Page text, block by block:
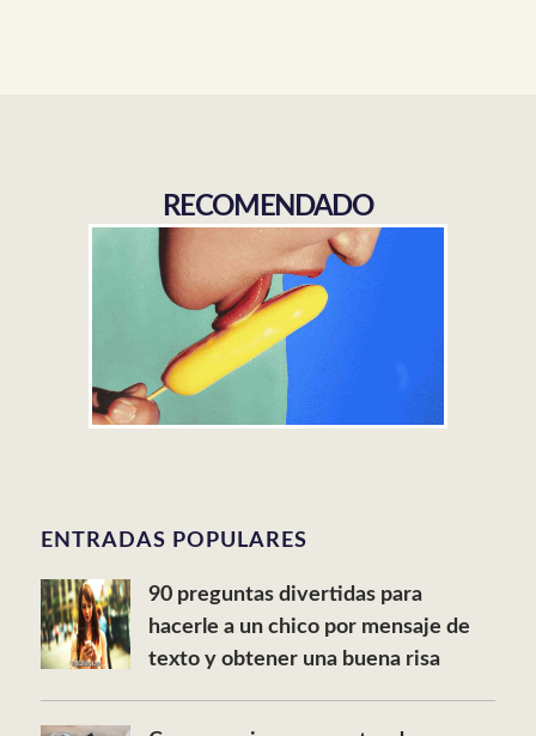
RECOMENDADO
ENTRADAS POPULARES
90 preguntas divertidas para
hacerle a un chico por mensaje de
texto y obtener una buena risa